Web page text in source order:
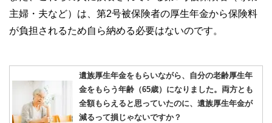
主婦・夫など）は、第2号被保険者の厚生年金から保険料
が負担されるため自ら納める必要はないのです。
遺族厚生年金をもらいながら、自分の老齢厚生年
金をもらう年齢（65歳）になりました。両方とも
全額もらえると思っていたのに、遺族厚生年金が
減るって損じゃないですか？